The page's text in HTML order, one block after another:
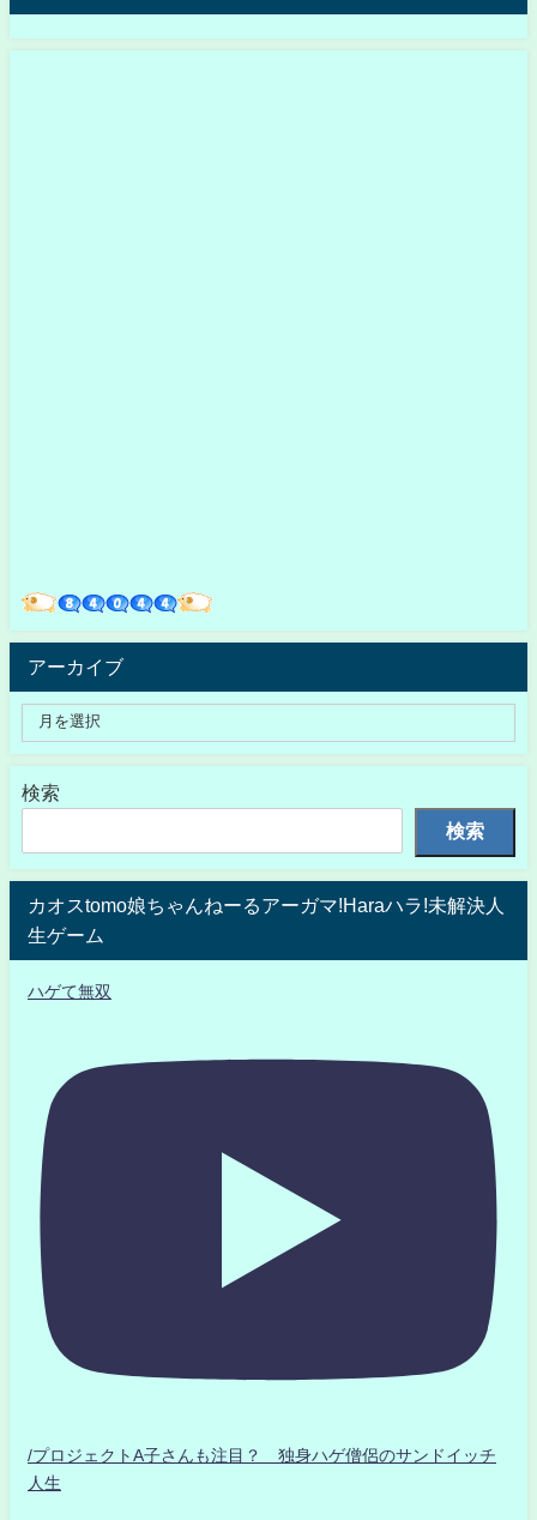
アーカイブ
検索
検索
カオスtomo娘ちゃんねーるアーガマ!Haraハラ!未解決人
生ゲーム
ハゲて無双
/プロジェクトA子さんも注目？ 独身ハゲ僧侶のサンドイッチ
人生